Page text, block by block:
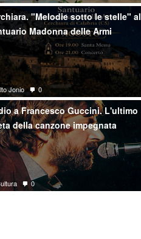
"Melodie sotto le stelle" al
Madonna delle Armi
Jonio 0
a Francesco Guccini. L'ultimo
della canzone impegnata
0